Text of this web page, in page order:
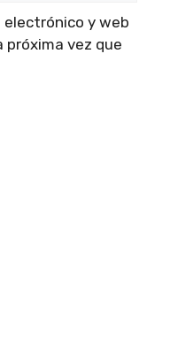
electrónico y web
próxima vez que